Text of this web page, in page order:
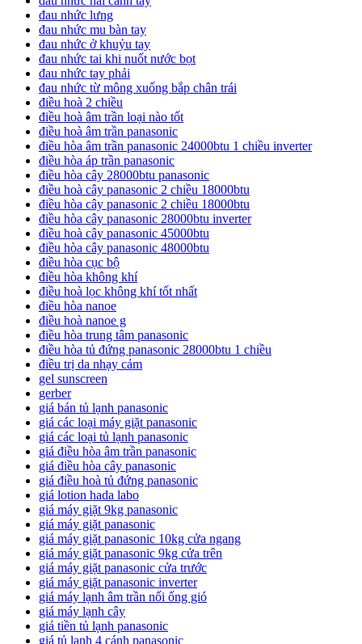
đau nhức lưng
đau nhức mu bàn tay
đau nhức ở khuỷu tay
đau nhức tai khi nuốt nước bọt
đau nhức tay phải
đau nhức từ mông xuống bắp chân trái
điều hoà 2 chiều
điều hoà âm trần loại nào tốt
điều hoà âm trần panasonic
điều hòa âm trần panasonic 24000btu 1 chiều inverter
điều hòa áp trần panasonic
điều hòa cây 28000btu panasonic
điều hoà cây panasonic 2 chiều 18000btu
điều hòa cây panasonic 2 chiều 18000btu
điều hòa cây panasonic 28000btu inverter
điều hoà cây panasonic 45000btu
điều hòa cây panasonic 48000btu
điều hòa cục bộ
điều hòa không khí
điều hoà lọc không khí tốt nhất
điều hòa nanoe
điều hoà nanoe g
điều hòa trung tâm panasonic
điều hòa tủ đứng panasonic 28000btu 1 chiều
điều trị da nhạy cảm
gel sunscreen
gerber
giá bán tủ lạnh panasonic
giá các loại máy giặt panasonic
giá các loại tủ lạnh panasonic
giá điều hòa âm trần panasonic
giá điều hòa cây panasonic
giá điều hoà tủ đứng panasonic
giá lotion hada labo
giá máy giặt 9kg panasonic
giá máy giặt panasonic
giá máy giặt panasonic 10kg cửa ngang
giá máy giặt panasonic 9kg cửa trên
giá máy giặt panasonic cửa trước
giá máy giặt panasonic inverter
giá máy lạnh âm trần nối ống gió
giá máy lạnh cây
giá tiền tủ lạnh panasonic
giá tủ lạnh 4 cánh panasonic